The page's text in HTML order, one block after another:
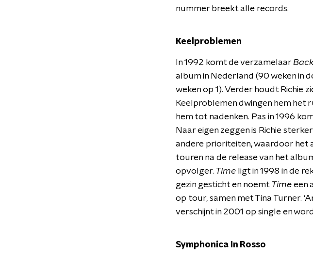
nummer breekt alle records.
Keelproblemen
In 1992 komt de verzamelaar
album in Nederland (90 weken in
weken op 1). Verder houdt Richie
Keelproblemen dwingen hem het
hem tot nadenken. Pas in 1996
Naar eigen zeggen is Richie
andere prioriteiten, waardoor het
touren na de release van het
opvolger. Time ligt in 1998 in de
gezin gesticht en noemt Time een
op tour, samen met Tina Turner.
verschijnt in 2001 op single en
Symphonica In Rosso